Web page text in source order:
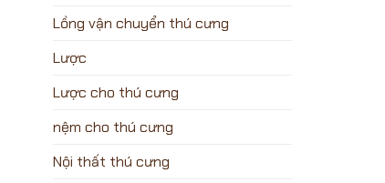
Lồng vận chuyển thú cưng
Lược
Lược cho thú cưng
nệm cho thú cưng
Nội thất thú cưng